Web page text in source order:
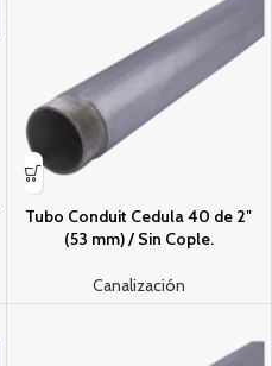
Tubo Conduit Cedula 40 de 2″
(53 mm) / Sin Cople.
Canalización